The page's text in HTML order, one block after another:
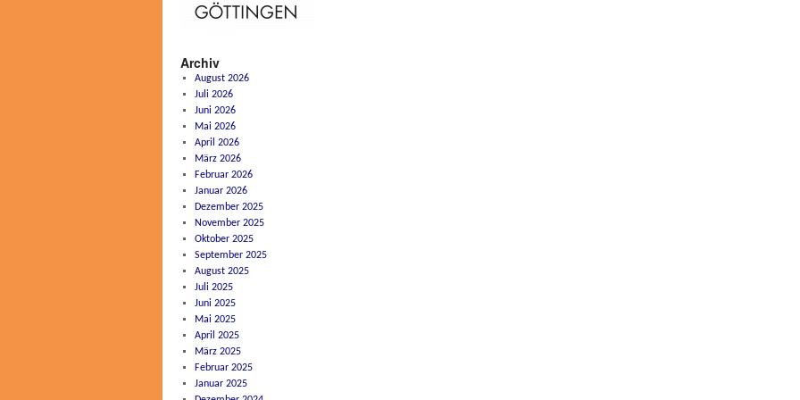
Archiv
August 2026
Juli 2026
Juni 2026
Mai 2026
April 2026
März 2026
Februar 2026
Januar 2026
Dezember 2025
November 2025
Oktober 2025
September 2025
August 2025
Juli 2025
Juni 2025
Mai 2025
April 2025
März 2025
Februar 2025
Januar 2025